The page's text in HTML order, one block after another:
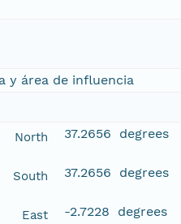
y área de influencia
North 37.2656 degrees
South 37.2656 degrees
East -2.7228 degrees